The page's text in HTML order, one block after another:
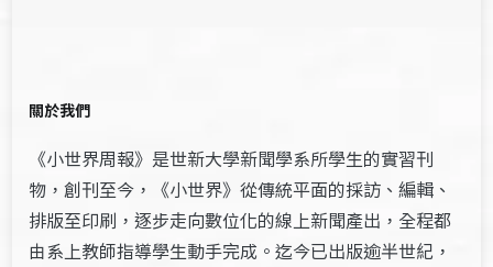
關於我們
《小世界周報》是世新大學新聞學系所學生的實習刊
物，創刊至今，《小世界》從傳統平面的採訪、編輯、
排版至印刷，逐步走向數位化的線上新聞產出，全程都
由系上教師指導學生動手完成。迄今已出版逾半世紀，